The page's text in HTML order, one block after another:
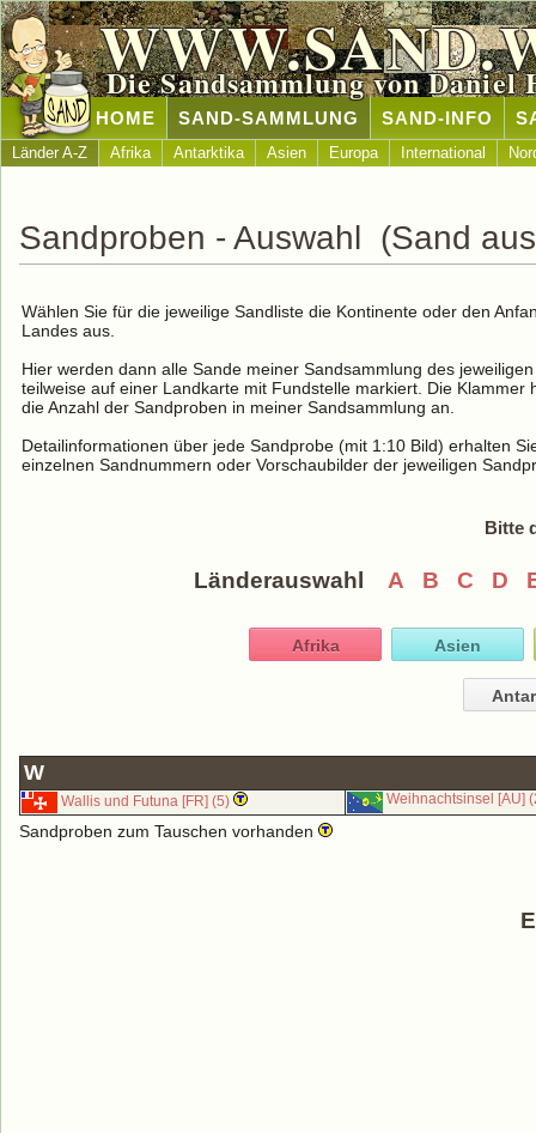
Die Sandsammlung von Daniel
HOME SAND-SAMMLUNG SAND-INFO
Länder A-Z Afrika Antarktika Asien Europa International
Sandproben - Auswahl (Sand
Wählen Sie für die jeweilige Sandliste die Kontinente oder den
Landes aus.
Hier werden dann alle Sande meiner Sandsammlung des
teilweise auf einer Landkarte mit Fundstelle markiert. Die Klammer
die Anzahl der Sandproben in meiner Sandsammlung an.
Detailinformationen über jede Sandprobe (mit 1:10 Bild) erhalten
einzelnen Sandnummern oder Vorschaubilder der jeweiligen
Bitte
Länderauswahl A B C D
Afrika Asien
W
Wallis und Futuna [FR] (5) Weihnachtsinsel [AU]
Sandproben zum Tauschen vorhanden